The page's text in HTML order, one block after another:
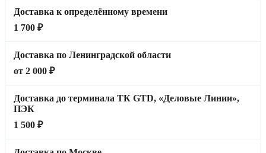
Доставка к определённому времени
1 700 ₽
Доставка по Ленинградской области
от 2 000 ₽
Доставка до терминала ТК GTD, «Деловые Линии»,
ПЭК
1 500 ₽